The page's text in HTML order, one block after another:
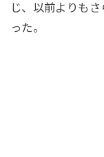
じ、以前よりも
った。